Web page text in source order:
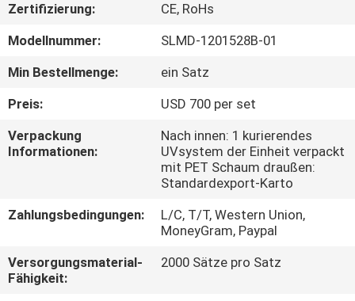
FABRIK-
AUSFLUG
QUALITÄTSKONTROLLE
TRETEN
MIT
IN
VERBINDUNG
Zertifizierung:
CE, RoHs
Modellnummer:
SLMD-1201528B-01
Min Bestellmenge:
ein Satz
Preis:
USD 700 per set
Verpackung
Informationen:
Nach innen: 1 kurierendes
UVsystem der Einheit verpackt
mit PET Schaum draußen:
Standardexport-Karto
Zahlungsbedingungen:
L/C, T/T, Western Union,
MoneyGram, Paypal
Versorgungsmaterial-
Fähigkeit:
2000 Sätze pro Satz